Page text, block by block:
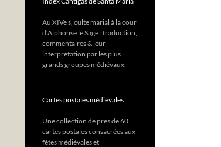
Au XIVe s, culte marial à la cour
d’Alphonse le Sage : traduction,
commentaires & leur
interprétation par les plus
grands groupes médiévaux.
Cartes postales médiévales
Une collection de près de 60
cartes postales consacrées aux
fêtes médiévales et